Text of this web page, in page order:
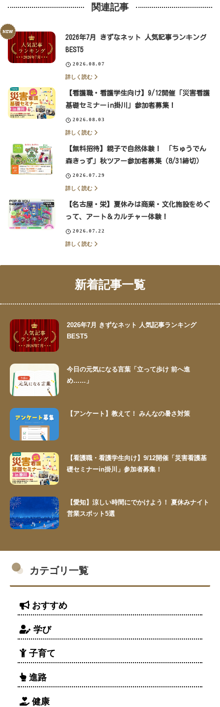
関連記事
2026年7月 きずなネット 人気記事ランキング
BEST5
2026.08.07
詳しく読む
【看護職・看護学生向け】9/12開催「災害看護
基礎セミナーin掛川」参加者募集！
2026.08.03
詳しく読む
【無料招待】親子で自然体験！ 「ちゅうでん
森きっず」秋ツアー参加者募集（8/31締切）
2026.07.29
詳しく読む
【名古屋・栄】夏休みは商業・文化施設をめぐ
って、アート＆カルチャー体験！
2026.07.22
詳しく読む
新着記事一覧
2026年7月 きずなネット 人気記事ランキング
BEST5
今日の元気になる言葉「立って歩け 前へ進
め……」
【アンケート】教えて！ みんなの暑さ対策
【看護職・看護学生向け】9/12開催「災害看護基
礎セミナーin掛川」参加者募集！
【愛知】涼しい時間にでかけよう！ 夏休みナイト
営業スポット5選
カテゴリ一覧
おすすめ
学び
子育て
進路
健康